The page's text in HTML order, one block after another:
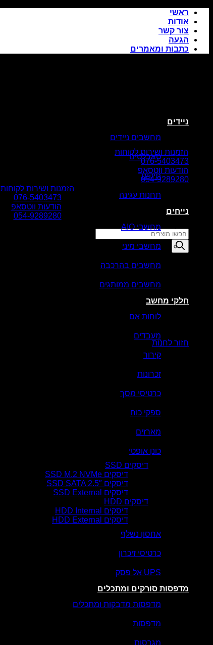
Skip
content
ראשי
אודות
צור קשר
הגעה
כתבות ומאמרים
הזמנות ושירות לקוחות
076-5403473
הודעות ווטסאפ
054-9289280
הזמנות ושירות לקוחות
076-5403473
הודעות ווטסאפ
054-9289280
Products
search
סל קניות
חזור לחנות
ניידים
מחשבים ניידים
טאבלטים
תיקים
תחנות עגינה
נייחים
מחשבי AIO
מחשבי מיני
מחשבים בהרכבה
מחשבים ממותגים
חלקי מחשב
לוחות אם
מעבדים
קירור
זכרונות
כרטיסי מסך
ספקי כוח
מארזים
כונן אופטי
דיסקים SSD
דיסקים SSD M.2 NVMe
דיסקים SSD SATA 2.5″
דיסקים SSD External
דיסקים HDD
דיסקים HDD Internal
דיסקים HDD External
אחסון נשלף
כרטיסי זיכרון
UPS אל פסק
מדפסות סורקים ומתכלים
מדפסות מדבקות ומתכלים
מדפסות
מגרסות